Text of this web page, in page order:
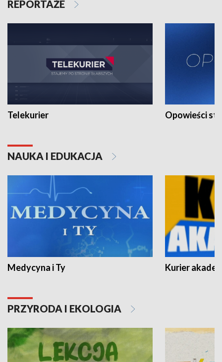
REPORTAŻE
Telekurier Opowieści
NAUKA I EDUKACJA
Medycyna i Ty Kurier
PRZYRODA I EKOLOGIA